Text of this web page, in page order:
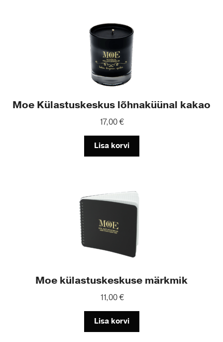
Moe Külastuskeskus lõhnaküünal kakao
17,00€
Lisa korvi
Moe külastuskeskuse märkmik
11,00€
Lisa korvi